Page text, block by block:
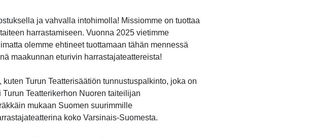
ja vahvalla intohimolla! Missiomme on tuottaa
harrastamiseen. Vuonna 2025 vietimme
olemme ehtineet tuottamaan tähän mennessä
maakunnan eturivin harrastajateattereista!
Turun Teatterisäätiön tunnustuspalkinto, joka on
Teatterikerhon Nuoren taiteilijan
mukaan Suomen suurimmille
koko Varsinais-Suomesta.